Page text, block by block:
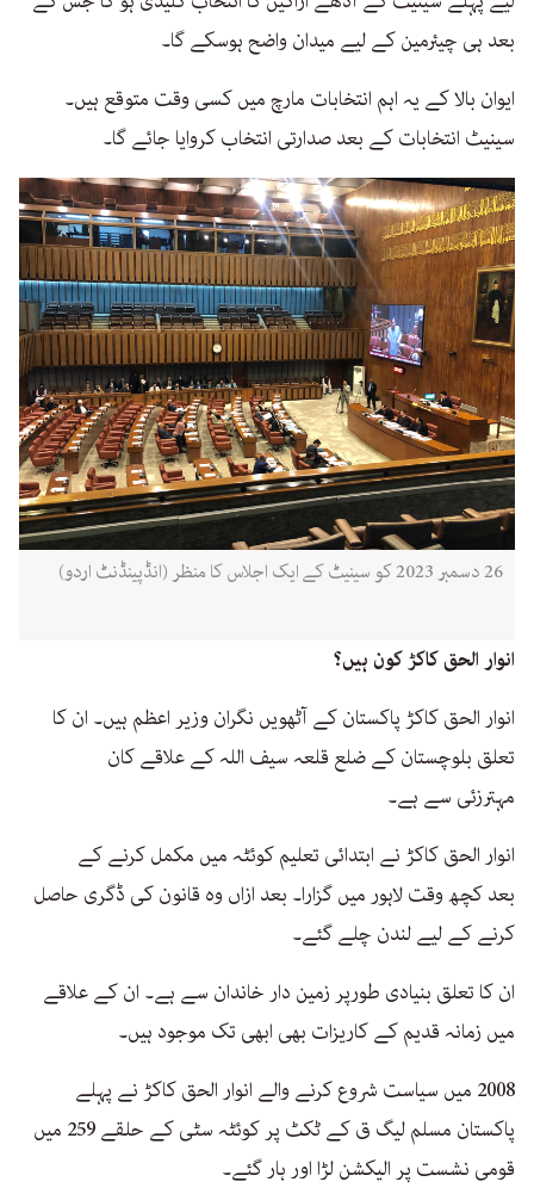
بعد ہی چیئرمین کے لیے میدان واضح ہوسکے گا۔
ایوان بالا کے یہ اہم انتخابات مارچ میں کسی وقت متوقع ہیں۔
سینیٹ انتخابات کے بعد صدارتی انتخاب کروایا جائے گا۔
26 دسمبر 2023 کو سینیٹ کے ایک اجلاس کا منظر (انڈپینڈنٹ اردو)
انوار الحق کاکڑ کون ہیں؟
انوار الحق کاکڑ پاکستان کے آٹھویں نگران وزیر اعظم ہیں۔ ان کا
تعلق بلوچستان کے ضلع قلعہ سیف اللہ کے علاقے کان
مہترزئی سے ہے۔
انوار الحق کاکڑ نے ابتدائی تعلیم کوئٹہ میں مکمل کرنے کے
بعد کچھ وقت لاہور میں گزارا۔ بعد ازاں وہ قانون کی ڈگری حاصل
کرنے کے لیے لندن چلے گئے۔
ان کا تعلق بنیادی طورپر زمین دار خاندان سے ہے۔ ان کے علاقے
میں زمانہ قدیم کے کاریزات بھی ابھی تک موجود ہیں۔
2008 میں سیاست شروع کرنے والے انوار الحق کاکڑ نے پہلے
پاکستان مسلم لیگ ق کے ٹکٹ پر کوئٹہ سٹی کے حلقے 259 میں
قومی نشست پر الیکشن لڑا اور ہار گئے۔